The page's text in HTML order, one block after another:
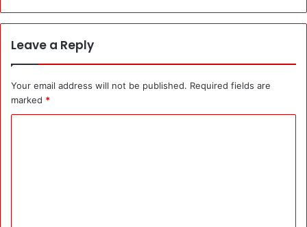
Leave a Reply
Your email address will not be published. Required fields are
marked *